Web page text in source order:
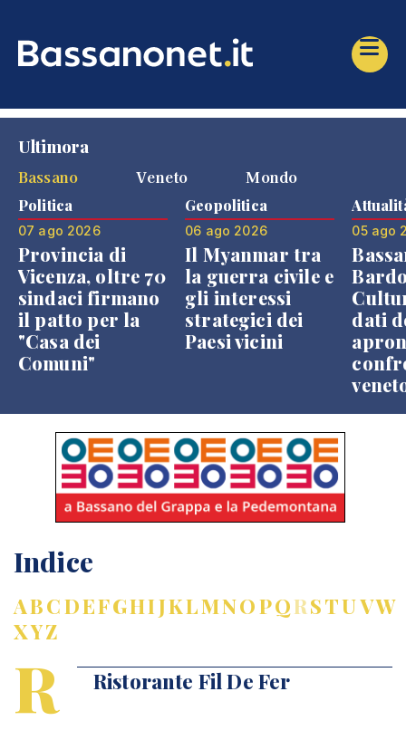
Ultimora
Bassano
Veneto Mondo
Politica
07 ago 2026
Provincia di
Vicenza, oltre 70
sindaci firmano
il patto per la
"Casa dei
Comuni"
Geopolitica
06 ago 2026
Il Myanmar tra
la guerra civile e
gli interessi
strategici dei
Paesi vicini
05 ago
dati
Indice
ABCDEFGHIJKLMNOPQRSTUVW
XYZ
R Ristorante Fil De Fer